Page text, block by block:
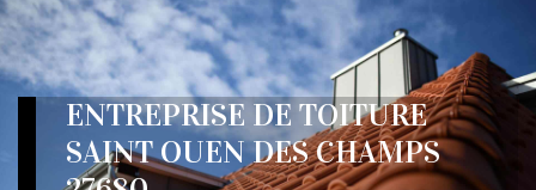
ENTREPRISE DE TOITURE
SAINT OUEN DES CHAMPS